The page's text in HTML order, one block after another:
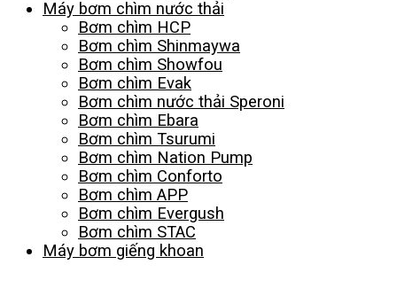
Máy bơm chìm nước thải
Bơm chìm HCP
Bơm chìm Shinmaywa
Bơm chìm Showfou
Bơm chìm Evak
Bơm chìm nước thải Speroni
Bơm chìm Ebara
Bơm chìm Tsurumi
Bơm chìm Nation Pump
Bơm chìm Conforto
Bơm chìm APP
Bơm chìm Evergush
Bơm chìm STAC
Máy bơm giếng khoan